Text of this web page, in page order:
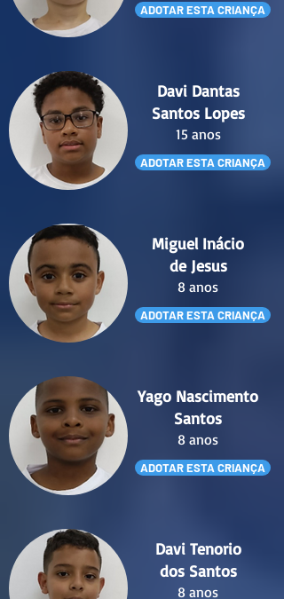
ADOTAR ESTA CRIANÇA
Davi Dantas
Santos Lopes
15 anos
ADOTAR ESTA CRIANÇA
Miguel Inácio
de Jesus
8 anos
ADOTAR ESTA CRIANÇA
Yago Nascimento
Santos
8 anos
ADOTAR ESTA CRIANÇA
Davi Tenorio
dos Santos
8 anos